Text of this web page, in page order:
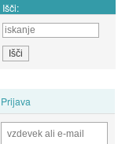
Išči:
Prijava